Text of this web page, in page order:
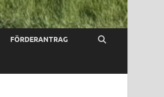
FÖRDERANTRAG